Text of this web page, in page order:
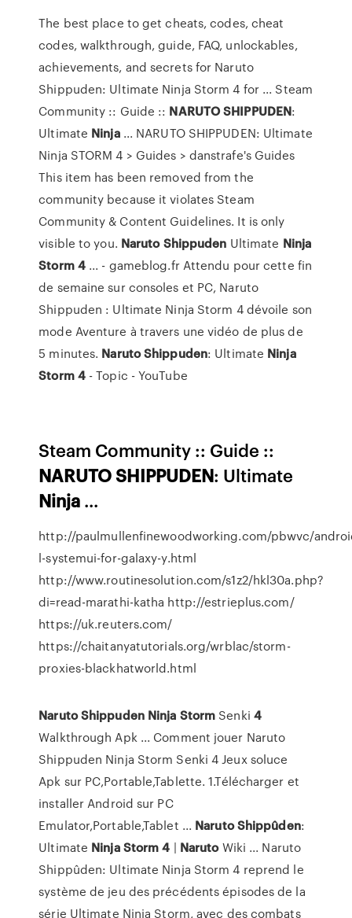
The best place to get cheats, codes, cheat
codes, walkthrough, guide, FAQ, unlockables,
achievements, and secrets for Naruto
Shippuden: Ultimate Ninja Storm 4 for ... Steam
Community :: Guide :: NARUTOSHIPPUDEN:
Ultimate Ninja... NARUTO SHIPPUDEN: Ultimate
Ninja STORM 4 > Guides > danstrafe's Guides
This item has been removed from the
community because it violates Steam
Community & Content Guidelines. It is only
visible to you. Naruto Shippuden Ultimate Ninja
Storm 4... - gameblog.fr Attendu pour cette fin
de semaine sur consoles et PC, Naruto
Shippuden : Ultimate Ninja Storm 4 dévoile son
mode Aventure à travers une vidéo de plus de
5 minutes. NarutoShippuden: Ultimate Ninja
Storm 4- Topic - YouTube
Steam Community :: Guide ::
NARUTOSHIPPUDEN: Ultimate
Ninja ...
http://paulmullenfinewoodworking.com/pbwvc/
l-systemui-for-galaxy-y.html
http://www.routinesolution.com/s1z2/hkl30a.php?
di=read-marathi-katha http://estrieplus.com/
https://uk.reuters.com/
https://chaitanyatutorials.org/wrblac/storm-
proxies-blackhatworld.html
NarutoShippuden Ninja Storm Senki 4
Walkthrough Apk ... Comment jouer Naruto
Shippuden Ninja Storm Senki 4 Jeux soluce
Apk sur PC,Portable,Tablette. 1.Télécharger et
installer Android sur PC
Emulator,Portable,Tablet ... Naruto Shippûden:
Ultimate Ninja Storm 4 | NarutoWiki ... Naruto
Shippûden: Ultimate Ninja Storm 4 reprend le
système de jeu des précédents épisodes de la
série Ultimate Ninja Storm, avec des combats